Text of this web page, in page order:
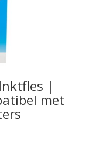
|
met